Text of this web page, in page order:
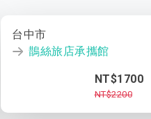
台中市
鵲絲旅店承攜館
NT$1700
NT$2200